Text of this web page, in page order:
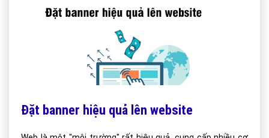
Đặt banner hiệu quả lên website